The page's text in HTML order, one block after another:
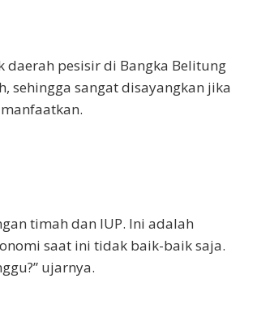
daerah pesisir di Bangka Belitung
sehingga sangat disayangkan jika
timah dan IUP. Ini adalah
saat ini tidak baik-baik saja.
ujarnya.